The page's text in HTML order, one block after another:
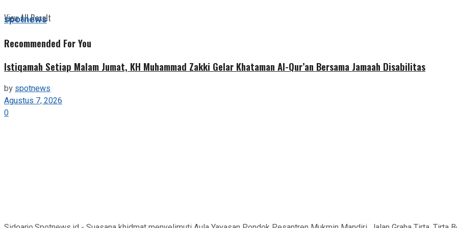
View All Result
spotnews
Recommended For You
Istiqamah Setiap Malam Jumat, KH Muhammad Zakki Gelar Khataman Al-Qur’an Bersama Jamaah Disabilitas
byspotnews
Agustus 7, 2026
0